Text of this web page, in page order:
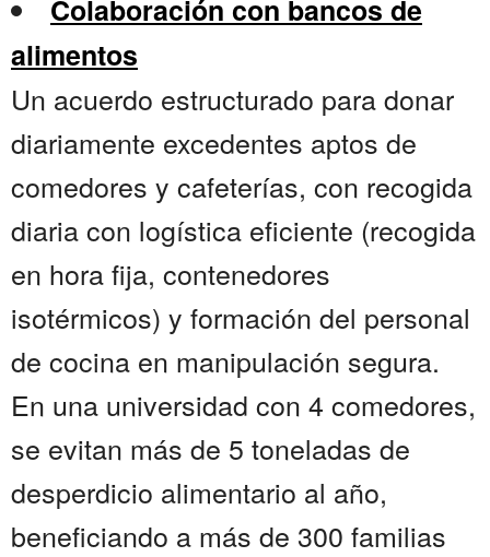
Colaboración con bancos de
alimentos
Un acuerdo estructurado para donar
diariamente excedentes aptos de
comedores y cafeterías, con recogida
diaria con logística eficiente (recogida
en hora fija, contenedores
isotérmicos) y formación del personal
de cocina en manipulación segura.
En una universidad con 4 comedores,
se evitan más de 5 toneladas de
desperdicio alimentario al año,
beneficiando a más de 300 familias